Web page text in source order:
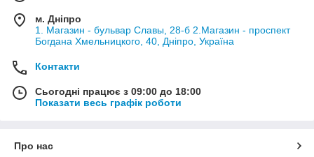
м. Дніпро
1. Магазин - бульвар Славы, 28-б 2.Магазин - проспект
Богдана Хмельницкого, 40, Дніпро, Україна
Контакти
Сьогодні працює з 09:00 до 18:00
Показати весь графік роботи
Про нас